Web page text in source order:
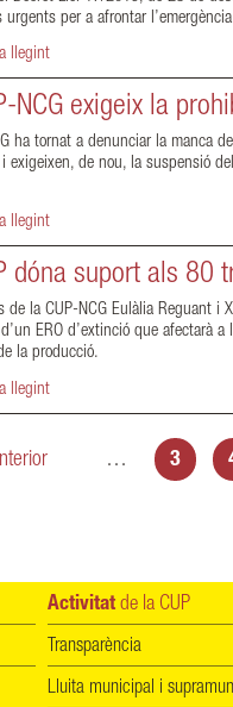
urgents per a afrontar
llegint
NCG exigeix la
ha tornat a denunciar la manca
exigeixen, de nou, la suspensió
llegint
dóna suport als 80
de la CUP-NCG Eulàlia Reguant i
ERO d’extinció que afectarà
la producció.
llegint
… 3
Activitat de la CUP
Transparència
Lluita municipal i